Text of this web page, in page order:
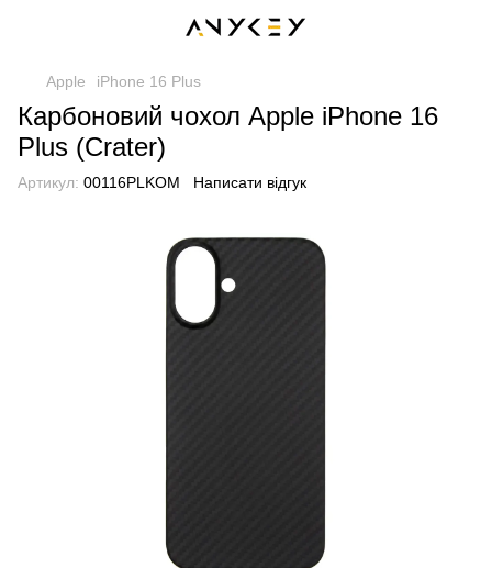
Apple iPhone 16 Plus
Карбоновий чохол Apple iPhone 16
Plus (Crater)
Артикул: 00116PLKOM Написати відгук